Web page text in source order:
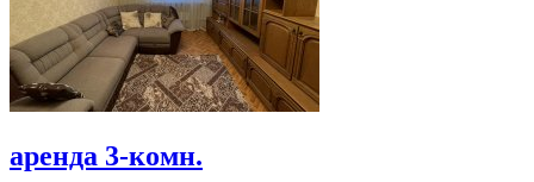
аренда 3-комн.